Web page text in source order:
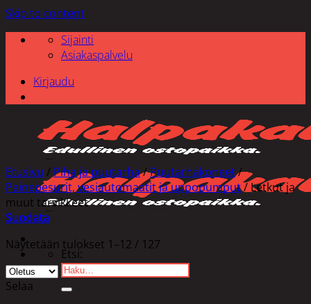
Skip to content
Sijainti
Asiakaspalvelu
Kirjaudu
Etsi:
Etusivu / Piha ja puutarha/Puutarhakoneet/
Painepesurit, vesiautomaatit ja uppopumput/ Letkut ja
muut tarvikkeet
Suodata
Näytetään tulokset 1–12 / 127
Selaa